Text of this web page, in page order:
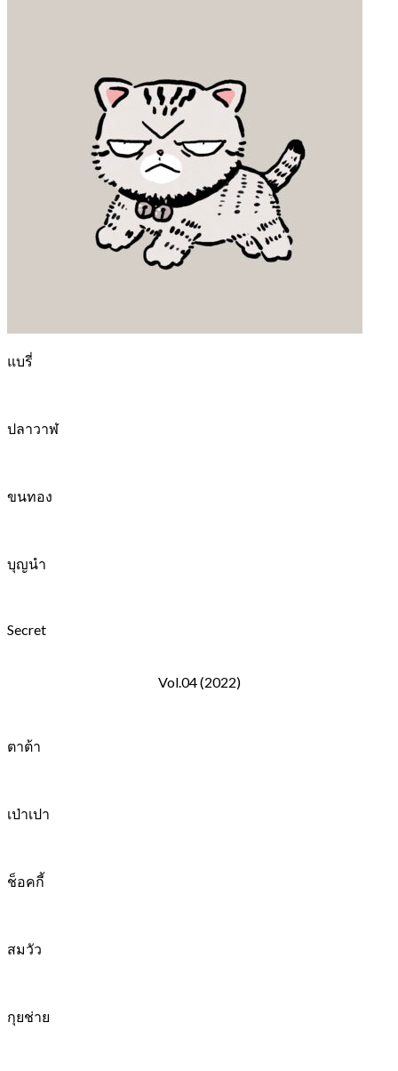
แบรี่
ปลาวาฬ
ขนทอง
บุญนำ
Secret
Vol.04 (2022)
ตาต้า
เป่าเปา
ช็อคกี้
สมวัว
กุยช่าย